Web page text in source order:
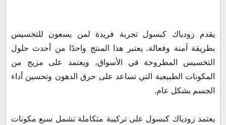
كيفية استخدام زودياك كبسول
السعر وطريقة الشراء
يقدم زودياك كبسول تجربة فريدة لمن يسعون للتخسيس
بطريقة آمنة وفعالة. يعتبر هذا المنتج واحدًا من أحدث حلول
التخسيس المطروحة في الأسواق، ويعتمد على مزيج من
المكونات الطبيعية التي تساعد على حرق الدهون وتحسين أداء
الجسم بشكل عام.
يعتمد زودياك كبسول على تركيبة متكاملة تشمل سبع مكونات